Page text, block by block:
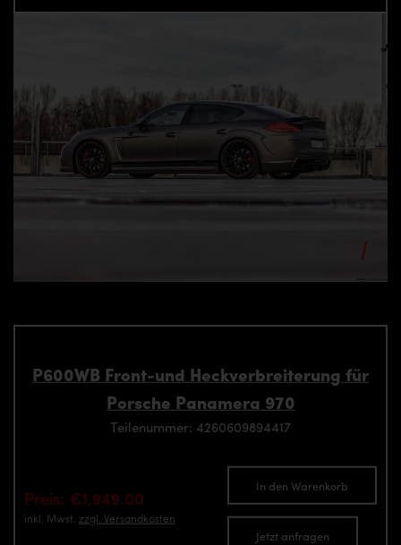
P600WB Front-und Heckverbreiterung für
Porsche Panamera 970
Teilenummer: 4260609894417
Preis: €1,949.00
inkl. Mwst. zzgl. Versandkosten
In den Warenkorb
Jetzt anfragen